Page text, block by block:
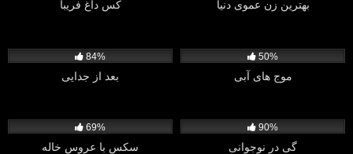
کس داغ فریبا بهترین زن عموی دنیا
84%
بعد از جدایى
50%
موج های آبی
69%
سکس با عروس خاله
90%
گی در نوجوانی